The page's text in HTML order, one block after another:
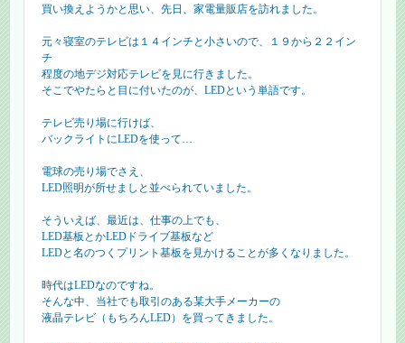
買い換えようかと思い、先日、家電量販店を訪れました。
元々寝室のテレビは１４インチと小さいので、１９から２２イン
チ
程度の地デジ対応テレビを見に行きました。
そこでやたらと目に付いたのが、LEDという単語です。
テレビ売り場に行けば、
バックライトにLEDを使って…
電球の売り場でさえ、
LED照明が所せましと並べられていました。
そういえば、最近は、仕事の上でも、
LED基板とかLEDドライブ基板など
LEDと名のつくプリント基板を見かけることが多くなりました。
時代はLEDなのですね。
そんな中、当社でも取引のある某大手メーカーの
液晶テレビ（もちろんLED）を買ってきました。